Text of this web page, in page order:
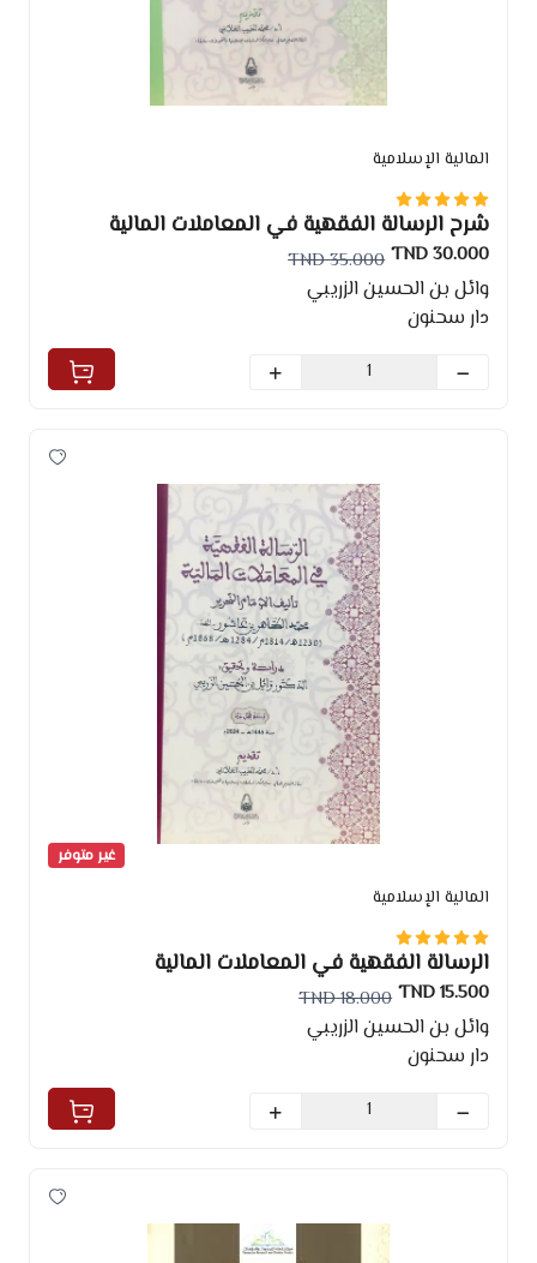
المالية الإسلامية
شرح الرسالة الفقهية في المعاملات المالية
30.000 TND
35.000 TND
وائل بن الحسين الزريبي
دار سحنون
غير متوفر
المالية الإسلامية
الرسالة الفقهية في المعاملات المالية
15.500 TND
18.000 TND
وائل بن الحسين الزريبي
دار سحنون